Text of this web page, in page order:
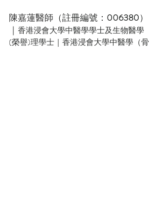
陳嘉蓮醫師 （註冊編號： 006380）
｜ 香港浸會大學中醫學學士及生物醫學
(榮譽)理學士｜香港浸會大學中醫學（骨